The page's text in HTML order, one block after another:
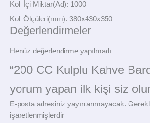
Koli İçi Miktar(Ad): 1000
Koli Ölçüleri(mm): 380x430x350
Değerlendirmeler
Henüz değerlendirme yapılmadı.
“200 CC Kulplu Kahve
yorum yapan ilk kişi siz
E-posta adresiniz yayınlanmayacak.
işaretlenmişlerdir